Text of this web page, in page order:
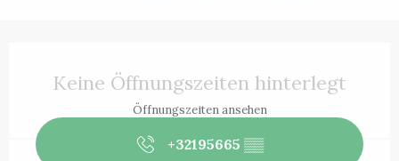
Keine Öffnungszeiten hinterlegt
Öffnungszeiten ansehen
+32195665 ▒▒